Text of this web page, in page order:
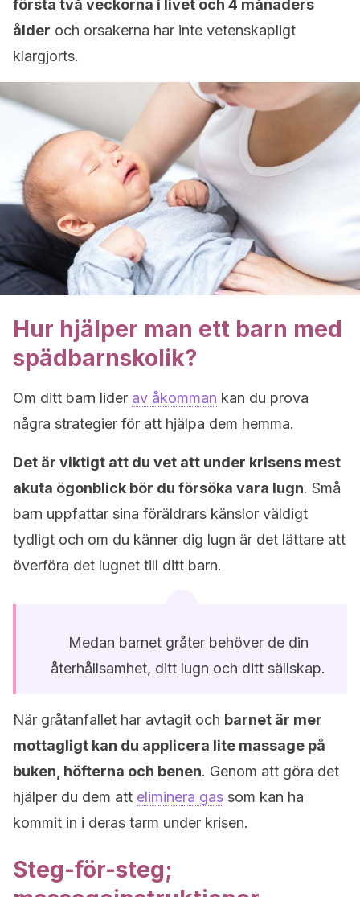
första två veckorna i livet och 4 månaders
ålder och orsakerna har inte vetenskapligt
klargjorts.
Hur hjälper man ett barn med
spädbarnskolik?
Om ditt barn lider av åkomman kan du prova
några strategier för att hjälpa dem hemma.
Det är viktigt att du vet att under krisens mest
akuta ögonblick bör du försöka vara lugn. Små
barn uppfattar sina föräldrars känslor väldigt
tydligt och om du känner dig lugn är det lättare att
överföra det lugnet till ditt barn.
Medan barnet gråter behöver de din
återhållsamhet, ditt lugn och ditt sällskap.
När gråtanfallet har avtagit och barnet är mer
mottagligt kan du applicera lite massage på
buken, höfterna och benen. Genom att göra det
hjälper du dem att eliminera gas som kan ha
kommit in i deras tarm under krisen.
Steg-för-steg;